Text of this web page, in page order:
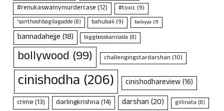
#renukaswamymurdercase(12) #toxic(9)
'santhoshbagilagadde (8) bahubali (9) balayya (7)
bannadahejje(18) biggbosskannada (8)
bollywood (99) challengingstardarshan (10)
cinishodha (206) cinishodhareview(16)
crime(13) darlingkrishna(14) darshan(20) gillinata (8)